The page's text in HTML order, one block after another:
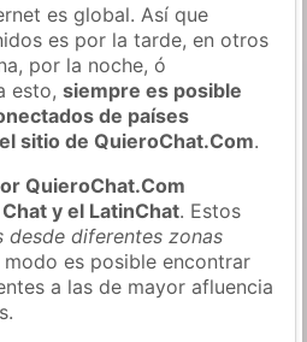
es global. Así que
es por la tarde, en otros
por la noche, ó
esto,siempre es posible
de países
sitio de QuieroChat.Com.
QuieroChat.Com
y el LatinChat. Estos
desde diferentes zonas
modo es posible encontrar
a las de mayor afluencia